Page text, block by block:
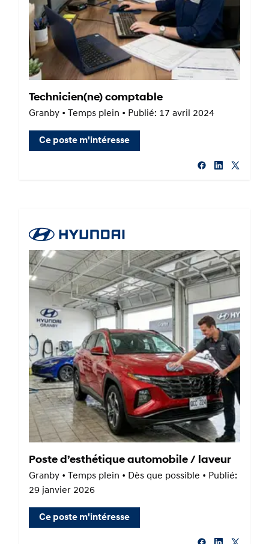
Technicien(ne) comptable
Granby • Temps plein • Publié: 17 avril 2024
Ce poste m'intéresse
Poste d’esthétique automobile / laveur
Granby • Temps plein • Dès que possible • Publié:
29 janvier 2026
Ce poste m'intéresse